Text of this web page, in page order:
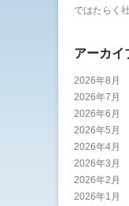
ではたらく
アーカイ
2026年8月
2026年7月
2026年6月
2026年5月
2026年4月
2026年3月
2026年2月
2026年1月